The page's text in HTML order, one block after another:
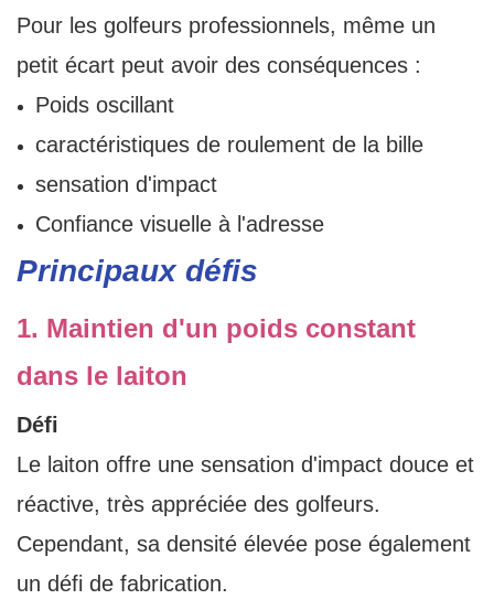
Pour les golfeurs professionnels, même un
petit écart peut avoir des conséquences :
Poids oscillant
caractéristiques de roulement de la bille
sensation d'impact
Confiance visuelle à l'adresse
Principaux défis
1. Maintien d'un poids constant
dans le laiton
Défi
Le laiton offre une sensation d'impact douce et
réactive, très appréciée des golfeurs.
Cependant, sa densité élevée pose également
un défi de fabrication.